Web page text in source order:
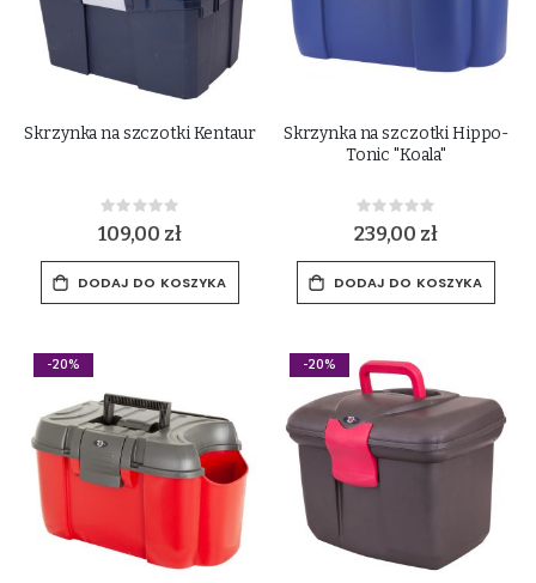
Skrzynka na szczotki Kentaur
Rating:
0%
109,00 zł
DODAJ DO KOSZYKA
Skrzynka na szczotki Hippo-
Tonic "Koala"
Rating:
0%
239,00 zł
DODAJ DO KOSZYKA
-20% -20%